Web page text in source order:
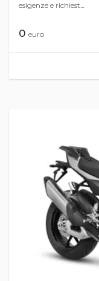
esigenze e richiest...
0 euro